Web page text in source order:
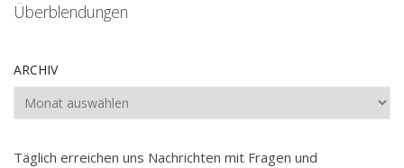
Überblendungen
ARCHIV
Archiv
Täglich erreichen uns Nachrichten mit Fragen und